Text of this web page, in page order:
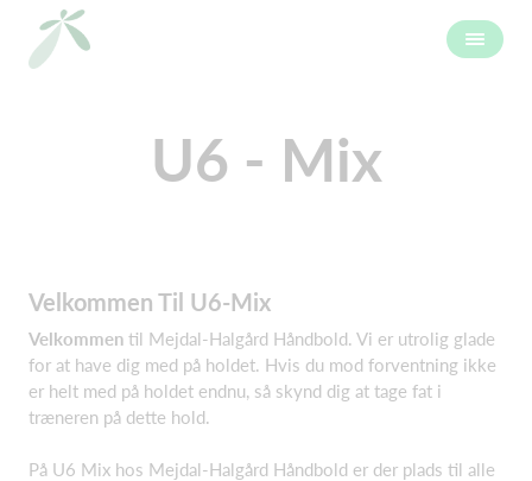
U6 - Mix
Velkommen Til U6-Mix
Velkommen til Mejdal-Halgård Håndbold. Vi er utrolig glade
for at have dig med på holdet. Hvis du mod forventning ikke
er helt med på holdet endnu, så skynd dig at tage fat i
træneren på dette hold.
På U6 Mix hos Mejdal-Halgård Håndbold er der plads til alle